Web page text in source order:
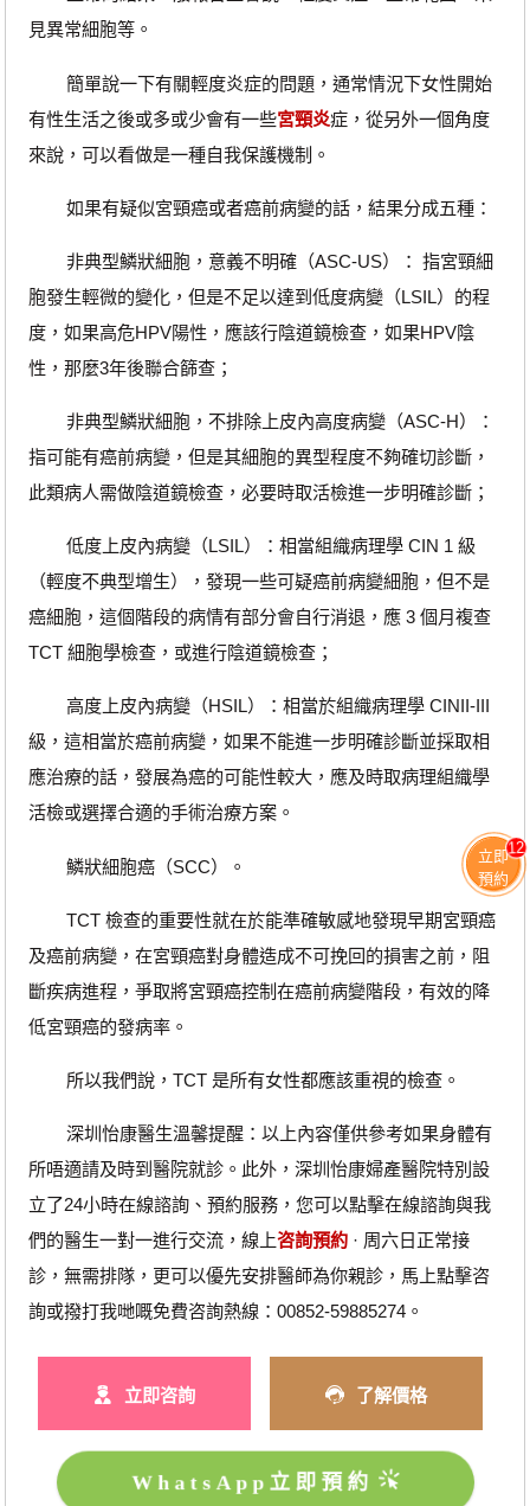
見異常細胞等。
簡單說一下有關輕度炎症的問題，通常情況下女性開始
有性生活之後或多或少會有一些宮頸炎症，從另外一個角度
來說，可以看做是一種自我保護機制。
如果有疑似宮頸癌或者癌前病變的話，結果分成五種：
非典型鱗狀細胞，意義不明確（ASC-US）： 指宮頸細
胞發生輕微的變化，但是不足以達到低度病變（LSIL）的程
度，如果高危HPV陽性，應該行陰道鏡檢查，如果HPV陰
性，那麼3年後聯合篩查；
非典型鱗狀細胞，不排除上皮內高度病變（ASC-H）：
指可能有癌前病變，但是其細胞的異型程度不夠確切診斷，
此類病人需做陰道鏡檢查，必要時取活檢進一步明確診斷；
低度上皮內病變（LSIL）：相當組織病理學 CIN 1 級
（輕度不典型增生），發現一些可疑癌前病變細胞，但不是
癌細胞，這個階段的病情有部分會自行消退，應 3 個月複查
TCT 細胞學檢查，或進行陰道鏡檢查；
高度上皮內病變（HSIL）：相當於組織病理學 CINII-III
級，這相當於癌前病變，如果不能進一步明確診斷並採取相
應治療的話，發展為癌的可能性較大，應及時取病理組織學
活檢或選擇合適的手術治療方案。
鱗狀細胞癌（SCC）。
TCT 檢查的重要性就在於能準確敏感地發現早期宮頸癌
及癌前病變，在宮頸癌對身體造成不可挽回的損害之前，阻
斷疾病進程，爭取將宮頸癌控制在癌前病變階段，有效的降
低宮頸癌的發病率。
所以我們說，TCT 是所有女性都應該重視的檢查。
深圳怡康醫生溫馨提醒：以上內容僅供參考如果身體有
所唔適請及時到醫院就診。此外，深圳怡康婦產醫院特別設
立了24小時在線諮詢、預約服務，您可以點擊在線諮詢與我
們的醫生一對一進行交流，線上咨詢預約· ‎周六日正常接
診，無需排隊，更可以優先安排醫師為你親診，馬上點擊咨
詢或撥打我哋嘅免費咨詢熱線：00852-59885274。
立即咨詢 了解價格
WhatsApp立即預約
立即
預約
12